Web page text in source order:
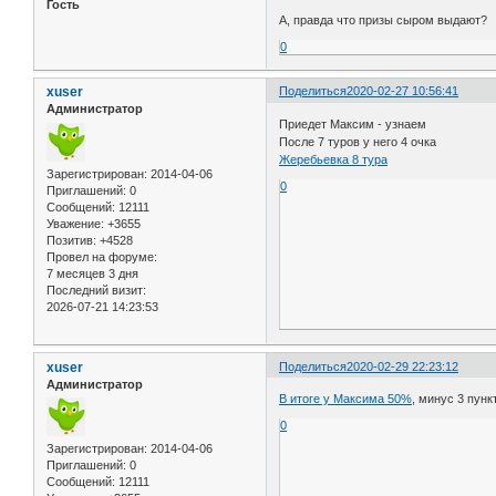
Гость
А, правда что призы сыром выдают?
0
Поделиться2020-02-27 10:56:41
xuser
Администратор
Зарегистрирован: 2014-04-06
Приглашений: 0
Сообщений: 12111
Уважение: +3655
Позитив: +4528
Провел на форуме:
7 месяцев 3 дня
Последний визит:
2026-07-21 14:23:53
Приедет Максим - узнаем
После 7 туров у него 4 очка
Жеребьевка 8 тура
0
Поделиться2020-02-29 22:23:12
xuser
Администратор
Зарегистрирован: 2014-04-06
Приглашений: 0
Сообщений: 12111
В итоге у Максима 50% , минус 3
0